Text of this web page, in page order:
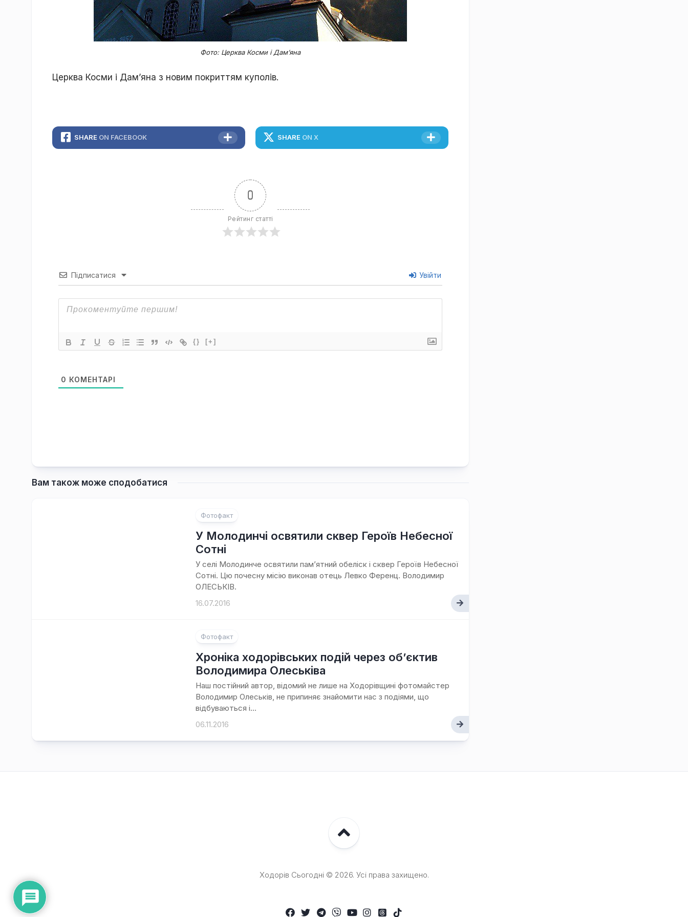
і
знай
свій
рідний
Фото: Церква Косми і Дам’яна
Церква Косми і Дам’яна з новим покриттям куполів.
SHARE ON FACEBOOK SHARE ON X
0
Рейтинг статті
Підписатися Увійти
{} [+]
0 КОМЕНТАРІ
Вам також може сподобатися
Фотофакт
У Молодинчі освятили сквер Героїв Небесної
Сотні
У селі Молодинче освятили пам’ятний обеліск і сквер Героїв Небесної
Сотні. Цю почесну місію виконав отець Левко Ференц. Володимир
ОЛЕСЬКІВ.
16.07.2016
Фотофакт
Хроніка ходорівських подій через об’єктив
Володимира Олеськіва
Наш постійний автор, відомий не лише на Ходорівщині фотомайстер
Володимир Олеськів, не припиняє знайомити нас з подіями, що
відбуваються і...
06.11.2016
Ходорів Сьогодні © 2026. Усі права захищено.